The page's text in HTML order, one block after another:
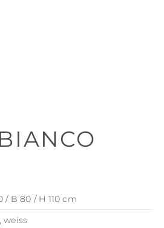
/ B 80 / H 110 cm
weiss